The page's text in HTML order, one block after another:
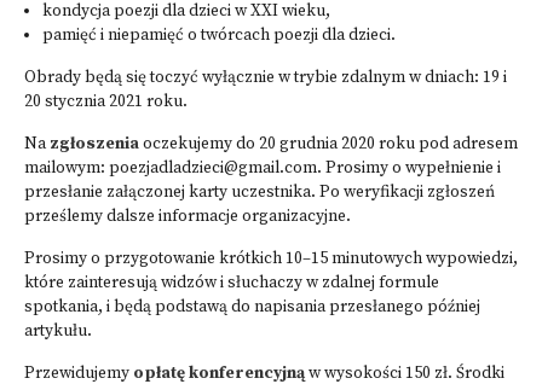
kondycja poezji dla dzieci w XXI wieku,
pamięć i niepamięć o twórcach poezji dla dzieci.
Obrady będą się toczyć wyłącznie w trybie zdalnym w dniach: 19 i
20 stycznia 2021 roku.
Na zgłoszeniaoczekujemy do 20 grudnia 2020 roku pod adresem
mailowym: poezjadladzieci@gmail.com. Prosimy o wypełnienie i
przesłanie załączonej karty uczestnika. Po weryfikacji zgłoszeń
prześlemy dalsze informacje organizacyjne.
Prosimy o przygotowanie krótkich 10–15 minutowych wypowiedzi,
które zainteresują widzów i słuchaczy w zdalnej formule
spotkania, i będą podstawą do napisania przesłanego później
artykułu.
Przewidujemy opłatę konferencyjnąw wysokości 150 zł. Środki